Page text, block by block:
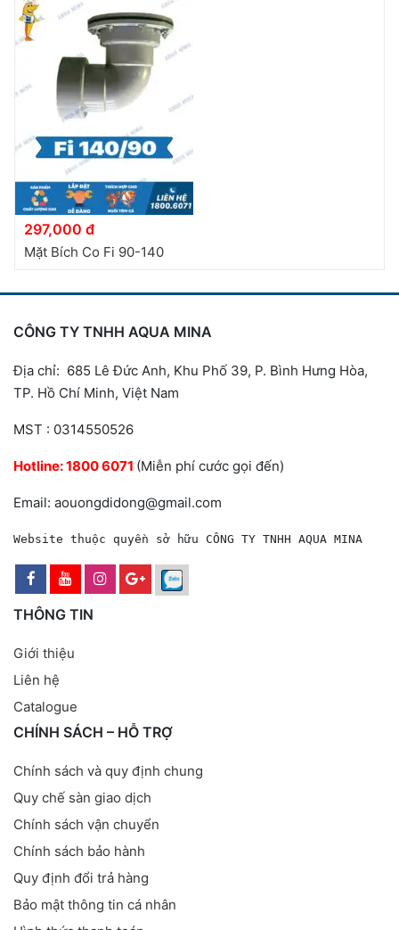
297,000 đ
Mặt Bích Co Fi 90-140
CÔNG TY TNHH AQUA MINA
Địa chỉ: 685 Lê Đức Anh, Khu Phố 39, P. Bình Hưng Hòa,
TP. Hồ Chí Minh, Việt Nam
MST : 0314550526
Hotline:1800 6071 (Miễn phí cước gọi đến)
Email: aouongdidong@gmail.com
Website thuộc quyền sở hữu CÔNG TY TNHH AQUA MINA
THÔNG TIN
Giới thiệu
Liên hệ
Catalogue
CHÍNH SÁCH – HỖ TRỢ
Chính sách và quy định chung
Quy chế sàn giao dịch
Chính sách vận chuyển
Chính sách bảo hành
Quy định đổi trả hàng
Bảo mật thông tin cá nhân